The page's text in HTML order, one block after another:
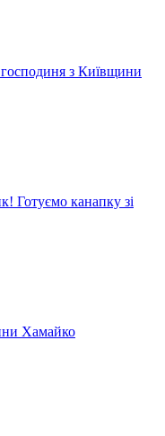
господиня з Київщини
Готуємо канапку зі
Хамайко